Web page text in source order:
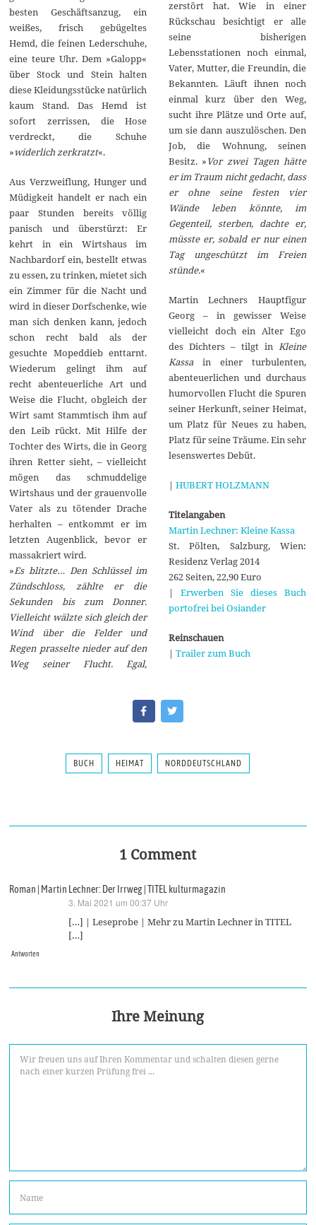
besten Geschäftsanzug, ein
weißes, frisch gebügeltes
Hemd, die feinen Lederschuhe,
eine teure Uhr. Dem »Galopp«
über Stock und Stein halten
diese Kleidungsstücke natürlich
kaum Stand. Das Hemd ist
sofort zerrissen, die Hose
verdreckt, die Schuhe
»widerlich zerkratzt«.
Aus Verzweiflung, Hunger und
Müdigkeit handelt er nach ein
paar Stunden bereits völlig
panisch und überstürzt: Er
kehrt in ein Wirtshaus im
Nachbardorf ein, bestellt etwas
zu essen, zu trinken, mietet sich
ein Zimmer für die Nacht und
wird in dieser Dorfschenke, wie
man sich denken kann, jedoch
schon recht bald als der
gesuchte Mopeddieb enttarnt.
Wiederum gelingt ihm auf
recht abenteuerliche Art und
Weise die Flucht, obgleich der
Wirt samt Stammtisch ihm auf
den Leib rückt. Mit Hilfe der
Tochter des Wirts, die in Georg
ihren Retter sieht, – vielleicht
mögen das schmuddelige
Wirtshaus und der grauenvolle
Vater als zu tötender Drache
herhalten – entkommt er im
letzten Augenblick, bevor er
massakriert wird.
»Es blitzte… Den Schlüssel im
Zündschloss, zählte er die
Sekunden bis zum Donner.
Vielleicht wälzte sich gleich der
Wind über die Felder und
Regen prasselte nieder auf den
Weg seiner Flucht. Egal,
zerstört hat. Wie in einer
Rückschau besichtigt er alle
seine bisherigen
Lebensstationen noch einmal,
Vater, Mutter, die Freundin, die
Bekannten. Läuft ihnen noch
einmal kurz über den Weg,
sucht ihre Plätze und Orte auf,
um sie dann auszulöschen. Den
Job, die Wohnung, seinen
Besitz. »Vor zwei Tagen hätte
er im Traum nicht gedacht, dass
er ohne seine festen vier
Wände leben könnte, im
Gegenteil, sterben, dachte er,
müsste er, sobald er nur einen
Tag ungeschützt im Freien
stünde.«
Martin Lechners Hauptfigur
Georg – in gewisser Weise
vielleicht doch ein Alter Ego
des Dichters – tilgt in
Kleine
Kassain einer turbulenten,
abenteuerlichen und durchaus
humorvollen Flucht die Spuren
seiner Herkunft, seiner Heimat,
um Platz für Neues zu haben,
Platz für seine Träume. Ein sehr
lesenswertes Debüt.
| HUBERT HOLZMANN
Titelangaben
Martin Lechner: Kleine Kassa
St. Pölten, Salzburg, Wien:
Residenz Verlag 2014
262 Seiten, 22,90 Euro
| Erwerben Sie dieses Buch
portofrei bei Osiander
Reinschauen
| Trailer zum Buch
BUCH HEIMAT NORDDEUTSCHLAND
1 Comment
Roman | Martin Lechner: Der Irrweg | TITEL kulturmagazin
3. Mai 2021 um 00:37 Uhr
[…] | Leseprobe | Mehr zu Martin Lechner in TITEL
[…]
Antworten
Ihre Meinung